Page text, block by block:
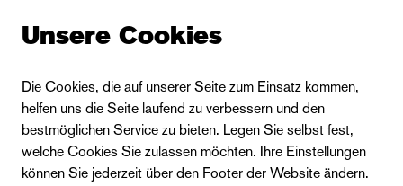
:
Über Uns
Unsere Cookies
Die Cookies, die auf unserer Seite zum Einsatz kommen,
helfen uns die Seite laufend zu verbessern und den
bestmöglichen Service zu bieten. Legen Sie selbst fest,
welche Cookies Sie zulassen möchten. Ihre Einstellungen
können Sie jederzeit über den Footer der Website ändern.